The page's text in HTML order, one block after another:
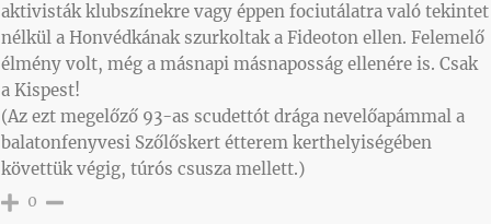
aktivisták klubszínekre vagy éppen fociutálatra való tekintet
nélkül a Honvédkának szurkoltak a Fideoton ellen. Felemelő
élmény volt, még a másnapi másnaposság ellenére is. Csak
a Kispest!
(Az ezt megelőző 93-as scudettót drága nevelőapámmal a
balatonfenyvesi Szőlőskert étterem kerthelyiségében
követtük végig, túrós csusza mellett.)
0